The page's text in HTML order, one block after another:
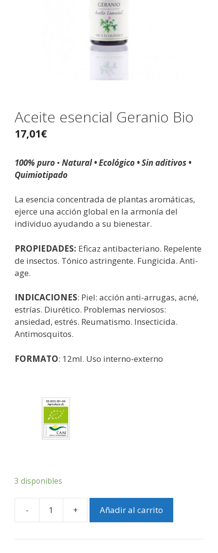
Aceite esencial Geranio Bio
17,01€
100% puro • Natural • Ecológico • Sin aditivos •
Quimiotipado
La esencia concentrada de plantas aromáticas,
ejerce una acción global en la armonía del
individuo ayudando a su bienestar.
PROPIEDADES: Eficaz antibacteriano. Repelente
de insectos. Tónico astringente. Fungicida. Anti-
age.
INDICACIONES: Piel: acción anti-arrugas, acné,
estrías. Diurético. Problemas nerviosos:
ansiedad, estrés. Reumatismo. Insecticida.
Antimosquitos.
FORMATO: 12ml. Uso interno-externo
3 disponibles
-
Aceite
Geranio
+ Añadir al carrito